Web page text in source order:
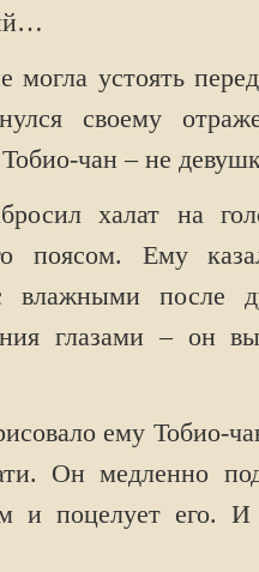
могла устоять
своему
чан – не
халат на
поясом. Ему
влажными после
глазами – он
ему Тобио-
Он медленно
и поцелует его. И